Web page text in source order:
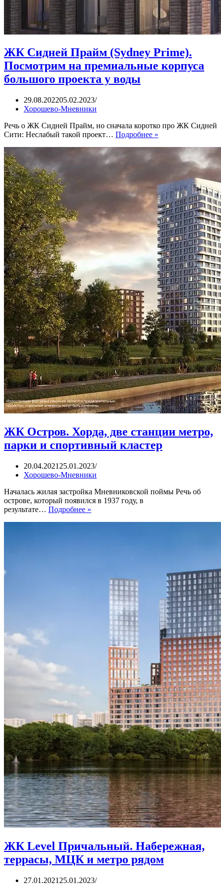
ЖК Сидней Прайм (Sydney Prime).
Посмотрим на премиальные корпуса
большого проекта у воды
29.08.202205.02.2023
Хорошево-Мневники
Речь о ЖК Сидней Прайм, но сначала коротко про ЖК Сидней
Сити: Неслабый такой проект… Подробнее »
Прайм
(Sydney
Посмотрим
на
премиальные
корпуса
большого
проекта
у
воды
ЖК Остров. Хорда, две станции метро,
парки и спортивный кластер
20.04.2021 25.01.2023
Хорошево-Мневники
Началась жилая застройка Мневниковской поймы Речь об
острове, который появился в 1937 году, в
результате… Подробнее »
спортивный
кластер
ЖК Level Причальный. Набережная,
террасы, МЦК и метро рядом
27.01.2021 25.01.2023